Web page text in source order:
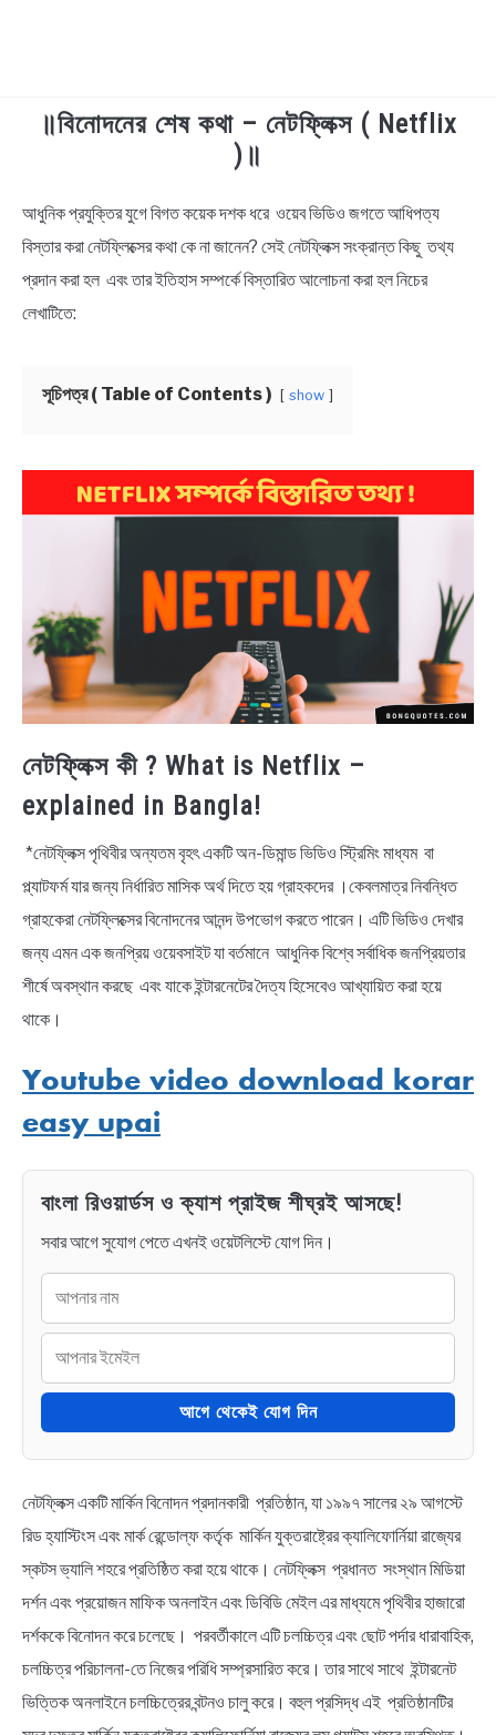
TECHNOLOGY
BIOGRAPHY
EDUCATIONAL
BENGALI LYRICS
BENGALI NAMES
BENGALI STORIES
॥বিনোদনের শেষ কথা – নেটফ্লিক্স ( Netflix
)॥
in
Technology
আধুনিক প্রযুক্তির যুগে বিগত কয়েক দশক ধরে ওয়েব ভিডিও জগতে আধিপত্য
বিস্তার করা নেটফ্লিক্সের কথা কে না জানেন? সেই নেটফ্লিক্স সংক্রান্ত কিছু তথ্য
প্রদান করা হল এবং তার ইতিহাস সম্পর্কে বিস্তারিত আলোচনা করা হল নিচের
লেখাটিতে:
সূচিপত্র ( Table of Contents ) show
নেটফ্লিক্স কী ? What is Netflix –
explained in Bangla!
*নেটফ্লিক্স পৃথিবীর অন্যতম বৃহৎ একটি অন-ডিমান্ড ভিডিও স্ট্রিমিং মাধ্যম বা
প্ল্যাটফর্ম যার জন্য নির্ধারিত মাসিক অর্থ দিতে হয় গ্রাহকদের ।কেবলমাত্র নিবন্ধিত
গ্রাহকেরা নেটফ্লিক্সের বিনোদনের আনন্দ উপভোগ করতে পারেন। এটি ভিডিও দেখার
জন্য এমন এক জনপ্রিয় ওয়েবসাইট যা বর্তমানে আধুনিক বিশ্বে সর্বাধিক জনপ্রিয়তার
শীর্ষে অবস্থান করছে এবং যাকে ইন্টারনেটের দৈত্য হিসেবেও আখ্যায়িত করা হয়ে
থাকে।
Youtube video download korar
easy upai
বাংলা রিওয়ার্ডস ও ক্যাশ প্রাইজ শীঘ্রই আসছে!
সবার আগে সুযোগ পেতে এখনই ওয়েটলিস্টে যোগ দিন।
আগে থেকেই যোগ দিন
নেটফ্লিক্স একটি মার্কিন বিনোদন প্রদানকারী প্রতিষ্ঠান, যা ১৯৯৭ সালের ২৯ আগস্টে
রিড হ্যাস্টিংস এবং মার্ক রেন্ডোল্ফ কর্তৃক মার্কিন যুক্তরাষ্ট্রের ক্যালিফোর্নিয়া রাজ্যের
স্কটস ভ্যালি শহরে প্রতিষ্ঠিত করা হয়ে থাকে। নেটফ্লিক্স প্রধানত সংস্থান মিডিয়া
দর্শন এবং প্রয়োজন মাফিক অনলাইন এবং ডিবিডি মেইল এর মাধ্যমে পৃথিবীর হাজারো
দর্শককে বিনোদন করে চলেছে। পরবর্তীকালে এটি চলচ্চিত্র এবং ছোট পর্দার ধারাবাহিক,
চলচ্চিত্র পরিচালনা-তে নিজের পরিধি সম্প্রসারিত করে। তার সাথে সাথে ইন্টারনেট
ভিত্তিক অনলাইনে চলচ্চিত্রের বন্টনও চালু করে। বহুল প্রসিদ্ধ এই প্রতিষ্ঠানটির